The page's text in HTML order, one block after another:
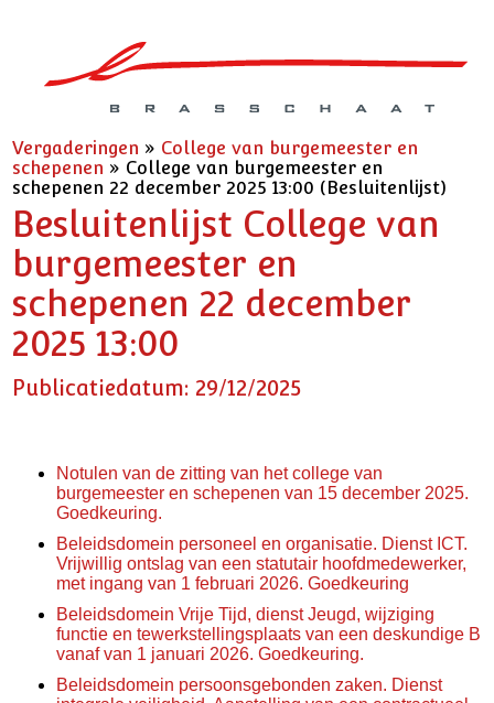
Vergaderingen » College van burgemeester en
schepenen » College van burgemeester en
schepenen 22 december 2025 13:00 (Besluitenlijst)
Besluitenlijst College van
burgemeester en
schepenen 22 december
2025 13:00
Publicatiedatum: 29/12/2025
Notulen van de zitting van het college van
burgemeester en schepenen van 15 december 2025.
Goedkeuring.
Beleidsdomein personeel en organisatie. Dienst ICT.
Vrijwillig ontslag van een statutair hoofdmedewerker,
met ingang van 1 februari 2026. Goedkeuring
Beleidsdomein Vrije Tijd, dienst Jeugd, wijziging
functie en tewerkstellingsplaats van een deskundige B
vanaf van 1 januari 2026. Goedkeuring.
Beleidsdomein persoonsgebonden zaken. Dienst